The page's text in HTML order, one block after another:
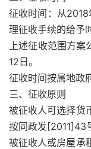
征收时间：从
理征收手续的给予
上述征收范围方案
12日。
征收时间按属地政
三、征收原则
被征收人可选择货
按同政发[2011]43
被征收人或房屋承